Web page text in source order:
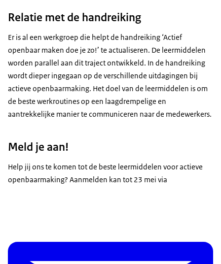
Relatie met de handreiking
Er is al een werkgroep die helpt de handreiking ‘Actief
openbaar maken doe je zo!’ te actualiseren. De leermiddelen
worden parallel aan dit traject ontwikkeld. In de handreiking
wordt dieper ingegaan op de verschillende uitdagingen bij
actieve openbaarmaking. Het doel van de leermiddelen is om
de beste werkroutines op een laagdrempelige en
aantrekkelijke manier te communiceren naar de medewerkers.
Meld je aan!
Help jij ons te komen tot de beste leermiddelen voor actieve
openbaarmaking? Aanmelden kan tot 23 mei via